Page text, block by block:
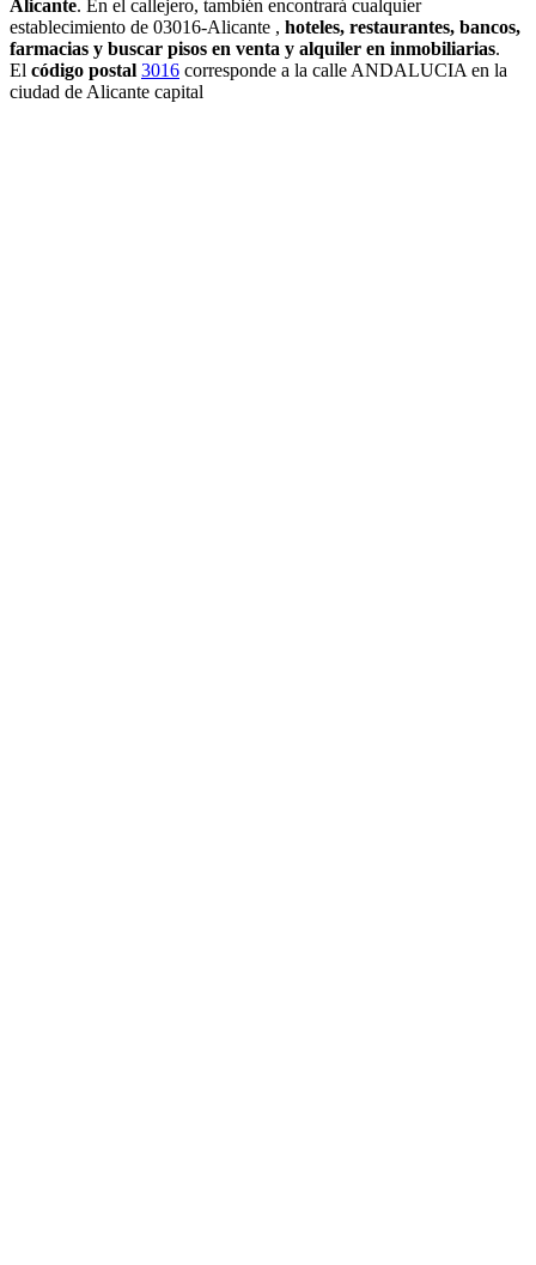
Alicante. En el callejero, también encontrará cualquier
establecimiento de 03016-Alicante , hoteles, restaurantes, bancos,
farmacias y buscar pisos en venta y alquiler en inmobiliarias.
El código postal 3016 corresponde a la calle ANDALUCIA en la
ciudad de Alicante capital